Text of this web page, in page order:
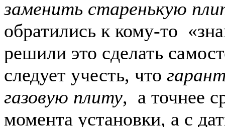
заменить старенькую
обратились к кому-то
решили это сделать
следует учесть, что
газовую плиту, а точнее
момента установки, а с